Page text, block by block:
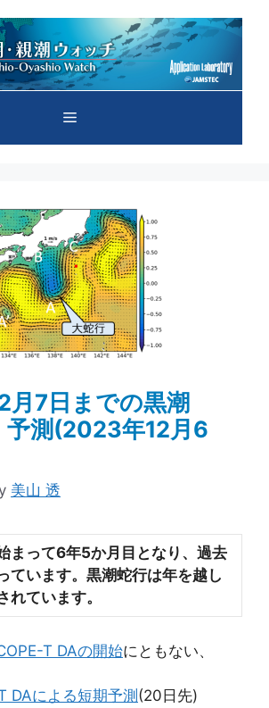
メ
ュ
ー
7日までの黒潮
予測(2023年12月6
美山 透
まって6年5か月目となり 、過去
ています。黒潮蛇行は年を越し
れています。
T DAの開始にともない、
DAによる短期予測 (20日先)